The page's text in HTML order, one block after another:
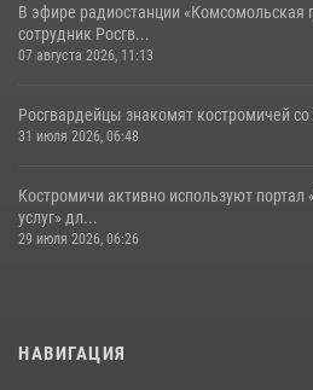
В эфире радиостанции «Комсомольская
сотрудник Росгв...
07 августа 2026, 11:13
Росгвардейцы знакомят костромичей
31 июля 2026, 06:48
Костромичи активно используют
услуг» дл...
29 июля 2026, 06:26
НАВИГАЦИЯ